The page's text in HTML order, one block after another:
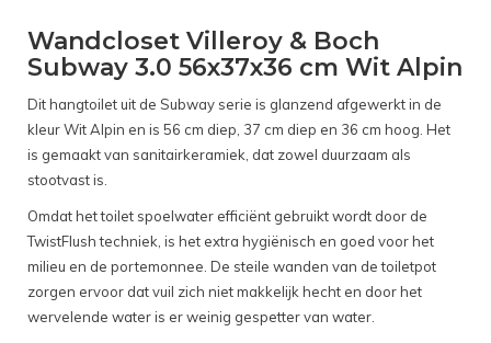
Wandcloset Villeroy & Boch
Subway 3.0 56x37x36 cm Wit Alpin
Dit hangtoilet uit de Subway serie is glanzend afgewerkt in de
kleur Wit Alpin en is 56 cm diep, 37 cm diep en 36 cm hoog. Het
is gemaakt van sanitairkeramiek, dat zowel duurzaam als
stootvast is.
Omdat het toilet spoelwater efficiënt gebruikt wordt door de
TwistFlush techniek, is het extra hygiënisch en goed voor het
milieu en de portemonnee. De steile wanden van de toiletpot
zorgen ervoor dat vuil zich niet makkelijk hecht en door het
wervelende water is er weinig gespetter van water.